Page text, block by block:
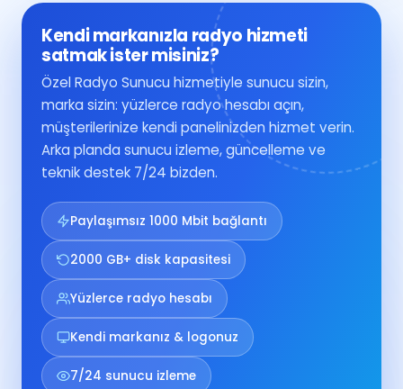
Kendi markanızla radyo hizmeti
satmak ister misiniz?
Özel Radyo Sunucu hizmetiyle sunucu sizin,
marka sizin: yüzlerce radyo hesabı açın,
müşterilerinize kendi panelinizden hizmet verin.
Arka planda sunucu izleme, güncelleme ve
teknik destek 7/24 bizden.
Paylaşımsız 1000 Mbit bağlantı
2000 GB+ disk kapasitesi
Yüzlerce radyo hesabı
Kendi markanız & logonuz
7/24 sunucu izleme